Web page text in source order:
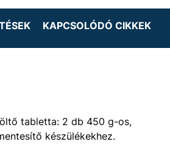
KAPCSOLÓDÓ CIKKEK
tabletta: 2 db 450 g-os,
készülékekhez.